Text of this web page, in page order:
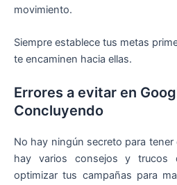
movimiento.
Siempre establece tus metas
te encaminen hacia ellas.
Errores a evitar en
Concluyendo
No hay ningún secreto para
hay varios consejos y trucos
optimizar tus campañas para